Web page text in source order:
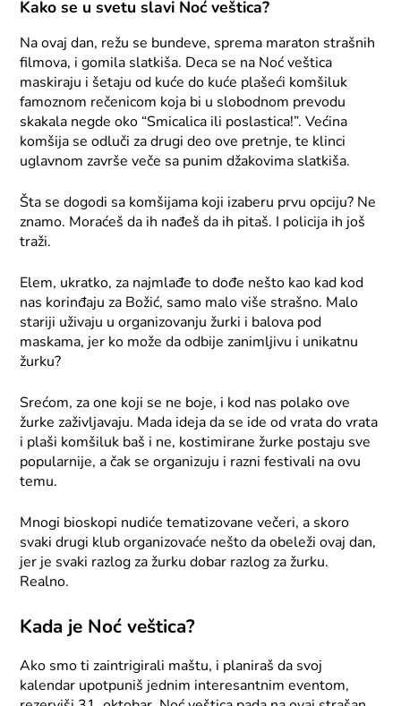
Kako se u svetu slavi Noć veštica?
Na ovaj dan, režu se bundeve, sprema maraton strašnih
filmova, i gomila slatkiša. Deca se na Noć veštica
maskiraju i šetaju od kuće do kuće plašeći komšiluk
famoznom rečenicom koja bi u slobodnom prevodu
skakala negde oko “Smicalica ili poslastica!”. Većina
komšija se odluči za drugi deo ove pretnje, te klinci
uglavnom završe veče sa punim džakovima slatkiša.
Šta se dogodi sa komšijama koji izaberu prvu opciju? Ne
znamo. Moraćeš da ih nađeš da ih pitaš. I policija ih još
traži.
Elem, ukratko, za najmlađe to dođe nešto kao kad kod
nas korinđaju za Božić, samo malo više strašno. Malo
stariji uživaju u organizovanju žurki i balova pod
maskama, jer ko može da odbije zanimljivu i unikatnu
žurku?
Srećom, za one koji se ne boje, i kod nas polako ove
žurke zaživljavaju. Mada ideja da se ide od vrata do vrata
i plaši komšiluk baš i ne, kostimirane žurke postaju sve
popularnije, a čak se organizuju i razni festivali na ovu
temu.
Mnogi bioskopi nudiće tematizovane večeri, a skoro
svaki drugi klub organizovaće nešto da obeleži ovaj dan,
jer je svaki razlog za žurku dobar razlog za žurku.
Realno.
Kada je Noć veštica?
Ako smo ti zaintrigirali maštu, i planiraš da svoj
kalendar upotpuniš jednim interesantnim eventom,